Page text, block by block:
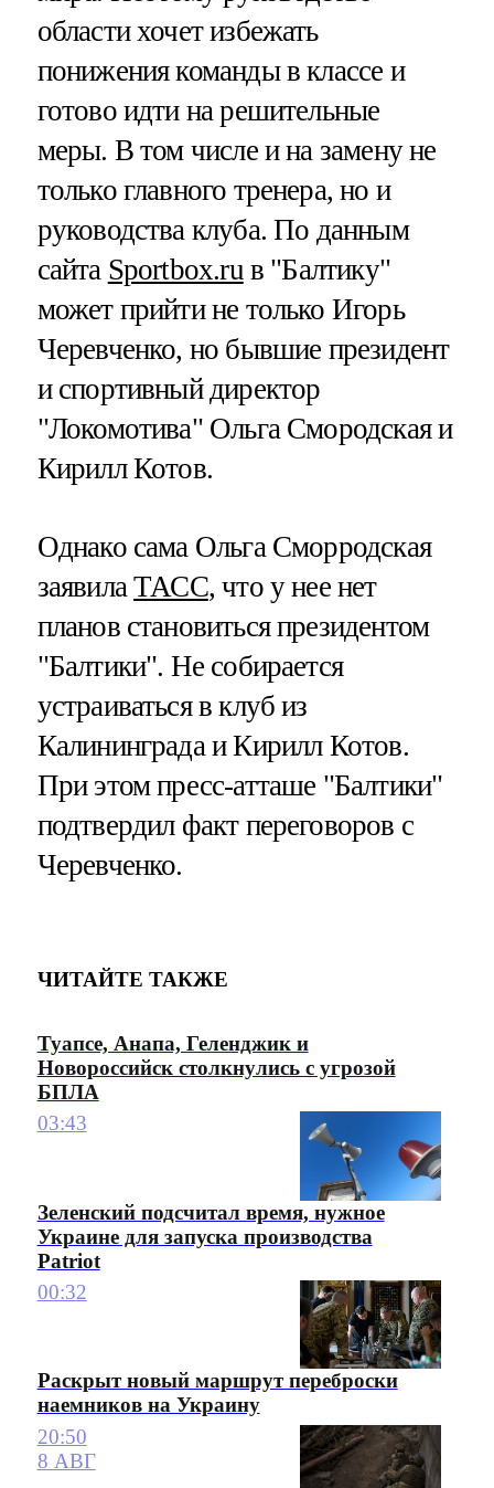
области хочет избежать
понижения команды в классе и
готово идти на решительные
меры. В том числе и на замену не
только главного тренера, но и
руководства клуба. По данным
сайта Sportbox.ru в "Балтику"
может прийти не только Игорь
Черевченко, но бывшие президент
и спортивный директор
"Локомотива" Ольга Смородская и
Кирилл Котов.
Однако сама Ольга Сморродская
заявилаТАСС, что у нее нет
планов становиться президентом
"Балтики". Не собирается
устраиваться в клуб из
Калининграда и Кирилл Котов.
При этом пресс-атташе "Балтики"
подтвердил факт переговоров с
Черевченко.
ЧИТАЙТЕ ТАКЖЕ
Туапсе, Анапа, Геленджик и
Новороссийск столкнулись с угрозой
БПЛА
03:43
Зеленский подсчитал время, нужное
Украине для запуска производства
Patriot
00:32
Раскрыт новый маршрут переброски
наемников на Украину
20:50
8 АВГ